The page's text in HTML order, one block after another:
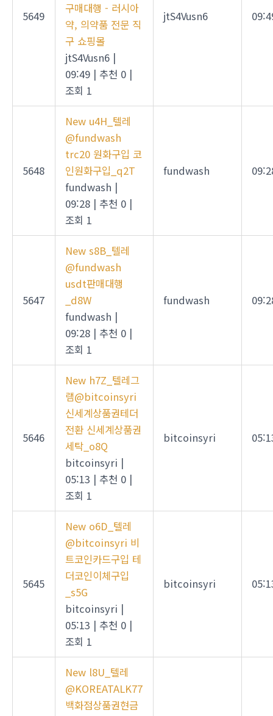
5649
구매대행 - 러시아
약, 의약품 전문 직
구 쇼핑몰
jtS4Vusn6 |
09:49 | 추천 0 |
조회 1
jtS4Vusn6
5648
New u4H_텔레
@fundwash
trc20 원화구입 코
인원화구입_q2T
fundwash |
09:28 | 추천 0 |
조회 1
fundwash
5647
New s8B_텔레
@fundwash
usdt판매대행
_d8W
fundwash |
09:28 | 추천 0 |
조회 1
fundwash
5646
New h7Z_텔레그
램@bitcoinsyri
신세계상품권테더
전환 신세계상품권
세탁_o8Q
bitcoinsyri |
05:13 | 추천 0 |
조회 1
bitcoinsyri
5645
New o6D_텔레
@bitcoinsyri 비
트코인카드구입 테
더코인이체구입
_s5G
bitcoinsyri |
05:13 | 추천 0 |
조회 1
bitcoinsyri
New l8U_텔레
@KOREATALK77
백화점상품권현금